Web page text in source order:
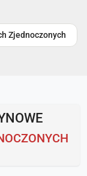
Zjednoczonych